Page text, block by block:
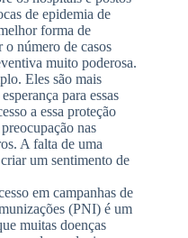
de epidemia de
forma de
número de casos
muito poderosa.
Eles são mais
para essas
a essa proteção
nas
A falta de uma
um sentimento de
em campanhas de
(PNI) é um
muitas doenças